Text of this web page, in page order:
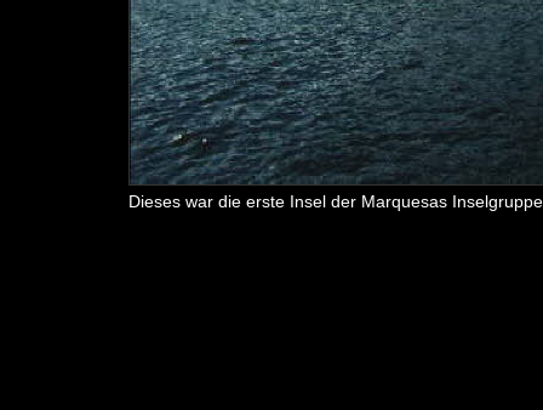
Dieses war die erste Insel der Marquesas